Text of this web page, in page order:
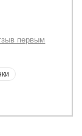
первым